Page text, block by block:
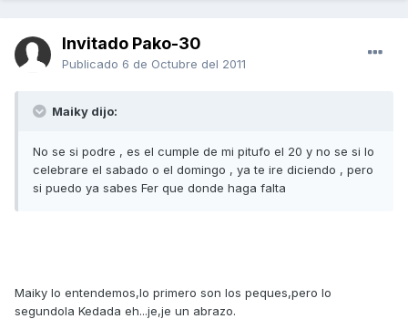
Invitado Pako-30
Publicado 6 de Octubre del 2011
Maiky dijo:
No se si podre , es el cumple de mi pitufo el 20 y no se si lo
celebrare el sabado o el domingo , ya te ire diciendo , pero
si puedo ya sabes Fer que donde haga falta
Maiky lo entendemos,lo primero son los peques,pero lo
segundola Kedada eh...je,je un abrazo.